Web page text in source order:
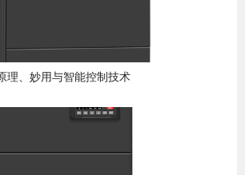
、妙用与智能控制技术